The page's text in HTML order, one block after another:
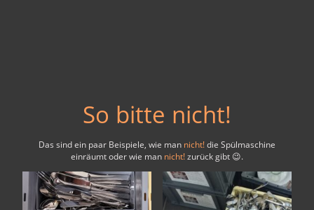
So bitte nicht!
Das sind ein paar Beispiele, wie man nicht!die Spülmaschine
einräumt oder wie man nicht!zurück gibt 😉.